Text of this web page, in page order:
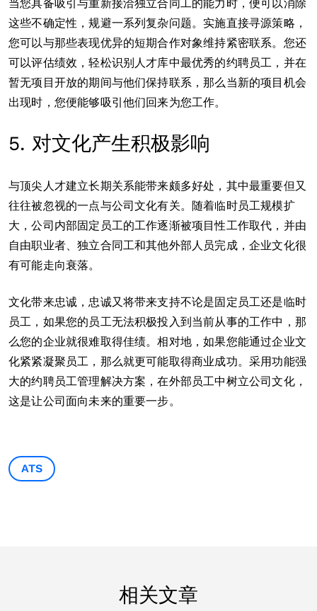
当您具备吸引与重新接洽独立合同工的能力时，便可以消除
这些不确定性，规避一系列复杂问题。实施直接寻源策略，
您可以与那些表现优异的短期合作对象维持紧密联系。您还
可以评估绩效，轻松识别人才库中最优秀的约聘员工，并在
暂无项目开放的期间与他们保持联系，那么当新的项目机会
出现时，您便能够吸引他们回来为您工作。
5. 对文化产生积极影响
与顶尖人才建立长期关系能带来颇多好处，其中最重要但又
往往被忽视的一点与公司文化有关。随着临时员工规模扩
大，公司内部固定员工的工作逐渐被项目性工作取代，并由
自由职业者、独立合同工和其他外部人员完成，企业文化很
有可能走向衰落。
文化带来忠诚，忠诚又将带来支持不论是固定员工还是临时
员工，如果您的员工无法积极投入到当前从事的工作中，那
么您的企业就很难取得佳绩。相对地，如果您能通过企业文
化紧紧凝聚员工，那么就更可能取得商业成功。采用功能强
大的约聘员工管理解决方案，在外部员工中树立公司文化，
这是让公司面向未来的重要一步。
ATS
相关文章